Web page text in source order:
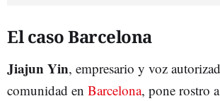
El caso Barcelona
Jiajun Yin, empresario y voz
comunidad en Barcelona, pone rostro